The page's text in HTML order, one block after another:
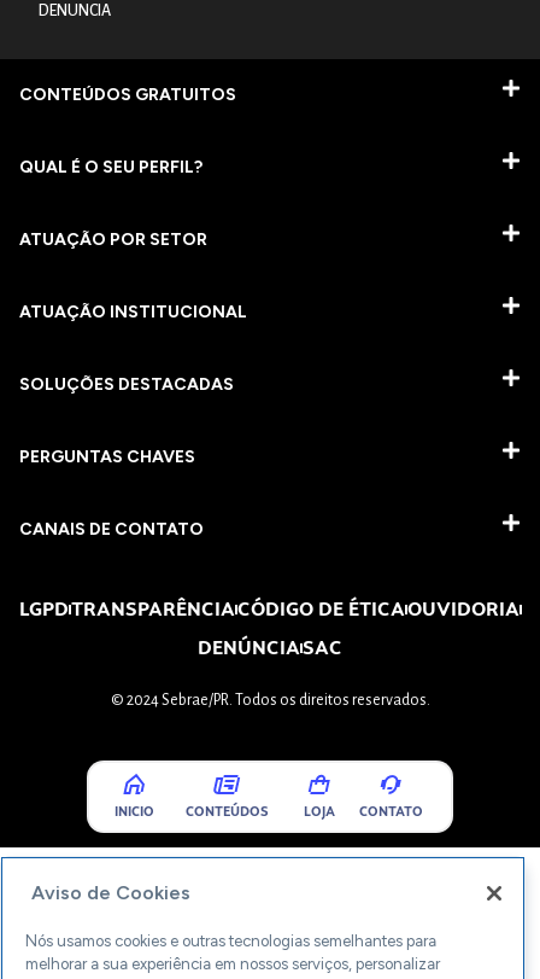
DENUNCIA
CONTEÚDOS GRATUITOS
QUAL É O SEU PERFIL?
ATUAÇÃO POR SETOR
ATUAÇÃO INSTITUCIONAL
SOLUÇÕES DESTACADAS
PERGUNTAS CHAVES​
CANAIS DE CONTATO
LGPDTRANSPARÊNCIACÓDIGO DE ÉTICAOUVIDORIA
DENÚNCIASAC
© 2024 Sebrae/PR. Todos os direitos reservados.
INICIO CONTEÚDOS LOJA CONTATO
Aviso de Cookies
Nós usamos cookies e outras tecnologias semelhantes para
melhorar a sua experiência em nossos serviços, personalizar